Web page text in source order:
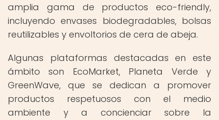
amplia gama de productos eco-friendly,
incluyendo envases biodegradables, bolsas
reutilizables y envoltorios de cera de abeja.
Algunas plataformas destacadas en este
ámbito son EcoMarket, Planeta Verde y
GreenWave, que se dedican a promover
productos respetuosos con el medio
ambiente y a concienciar sobre la